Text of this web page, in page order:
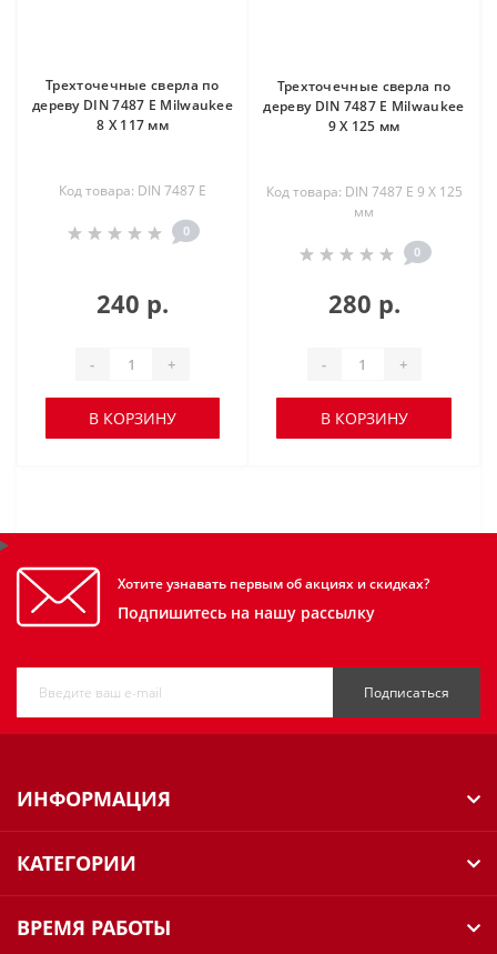
Трехточечные сверла по
дереву DIN 7487 E Milwaukee
8 Х 117 мм
Код товара: DIN 7487 E
0
240 р.
- +
В КОРЗИНУ
Трехточечные сверла по
дереву DIN 7487 E Milwaukee
9 Х 125 мм
Код товара: DIN 7487 E 9 Х 125
мм
0
280 р.
- +
В КОРЗИНУ
Хотите узнавать первым об акциях и скидках?
Подпишитесь на нашу рассылку
Подписаться
ИНФОРМАЦИЯ
КАТЕГОРИИ
ВРЕМЯ РАБОТЫ